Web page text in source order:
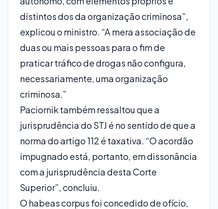
distintos dos da organização criminosa”,
explicou o ministro. “A mera associação de
duas ou mais pessoas para o fim de
praticar tráfico de drogas não configura,
necessariamente, uma organização
criminosa.”
Paciornik também ressaltou que a
jurisprudência do STJ é no sentido de que a
norma do artigo 112 é taxativa. “O acordão
impugnado está, portanto, em dissonância
com a jurisprudência desta Corte
Superior”, concluiu.
O habeas corpus foi concedido de ofício,